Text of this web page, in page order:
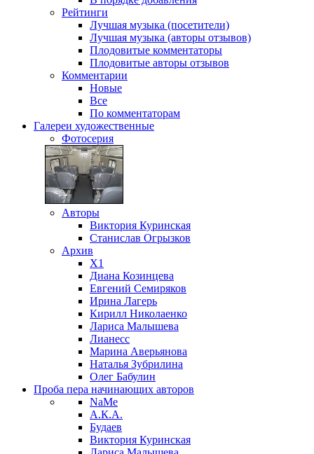
Рейтинги
Лучшая музыка (посетители)
Лучшая музыка (авторы отзывов)
Плодовитые комментаторы
Плодовитые авторы отзывов
Комментарии
Новые
Все
По комментаторам
Галереи художественные
Фотосерия
Авторы
Виктория Куринская
Станислав Огрызков
Архив
X1
Диана Козинцева
Евгений Семиряков
Ирина Лагерь
Кирилл Николаенко
Лариса Малышева
Лианесс
Марина Аверьянова
Наталья Зубрилина
Олег Бабулин
Проба пера начинающих авторов
NaMe
А.К.А.
Будаев
Виктория Куринская